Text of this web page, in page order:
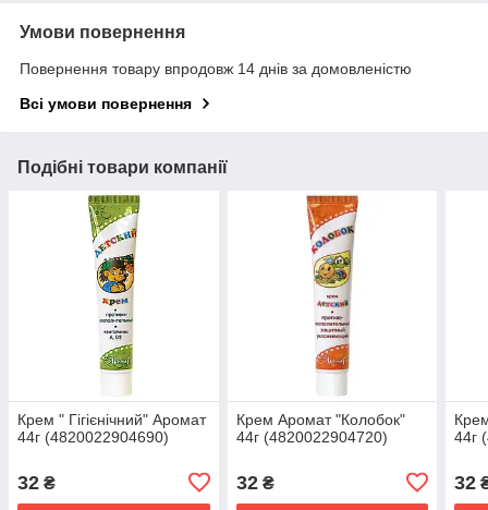
Умови повернення
Повернення товару впродовж 14 днів за домовленістю
Всі умови повернення
Подібні товари компанії
Крем " Гігієнічний" Аромат
44г (4820022904690)
32 ₴
Крем Аромат "Колобок"
44г (4820022904720)
32₴
44г
32